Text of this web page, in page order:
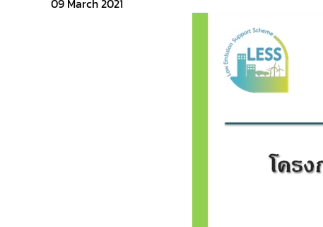
09 March 2021